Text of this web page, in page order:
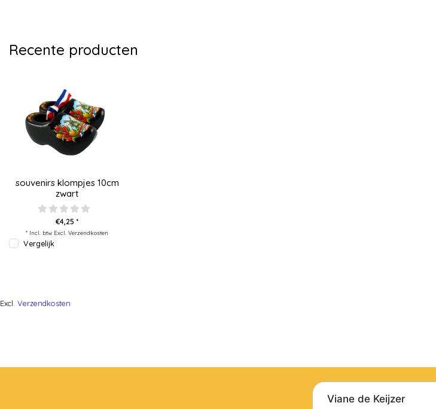
Recente producten
souvenirs klompjes 10cm
zwart
€4,25 *
* Incl. btw Excl. Verzendkosten
Vergelijk
Excl. Verzendkosten